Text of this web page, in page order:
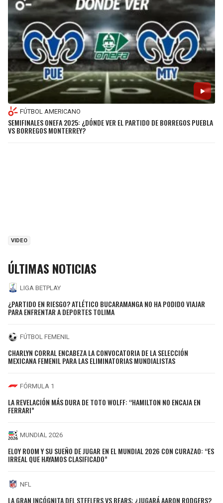
FÚTBOL AMERICANO
SEMIFINALES ONEFA 2025: ¿DÓNDE VER EL PARTIDO DE BORREGOS PUEBLA
VS BORREGOS MONTERREY?
VIDEO
ÚLTIMAS NOTICIAS
LIGA BETPLAY
¿PARTIDO EN RIESGO? ATLÉTICO BUCARAMANGA NO HA PODIDO VIAJAR
PARA ENFRENTAR A DEPORTES TOLIMA
FÚTBOL FEMENIL
CHARLYN CORRAL ENCABEZA LA CONVOCATORIA DE LA SELECCIÓN
MEXICANA FEMENIL PARA LAS ELIMINATORIAS MUNDIALISTAS
FÓRMULA 1
LA REVELACIÓN MÁS DURA DE TOTO WOLFF: “HAMILTON NO ENCAJA EN
FERRARI”
MUNDIAL 2026
ELOY ROOM Y SU SUEÑO DE JUGAR EN EL MUNDIAL 2026 CON CURAZAO: “ES
IRREAL QUE HAYAMOS CLASIFICADO”
NFL
LA GRAN INCÓGNITA DEL STEELERS VS BEARS: ¿JUGARÁ AARON RODGERS?